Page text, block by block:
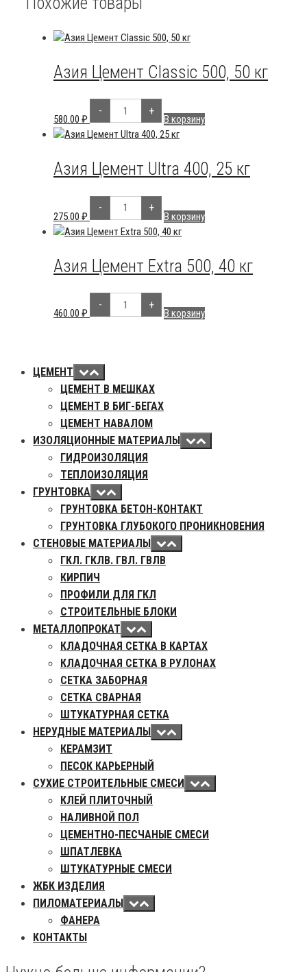
Азия Цемент Classic 500, 50 кг
580.00 ₽
-
Количество
товара
Азия
Цемент
50
кг
+
В корзину
Азия Цемент Ultra 400, 25 кг
275.00 ₽
-
Количество
товара
Азия
Цемент
25
кг
+
В корзину
Азия Цемент Extra 500, 40 кг
460.00 ₽
-
Количество
товара
Азия
+
В корзину
ЦЕМЕНТ
ЦЕМЕНТ В МЕШКАХ
ЦЕМЕНТ В БИГ-БЕГАХ
ЦЕМЕНТ НАВАЛОМ
ИЗОЛЯЦИОННЫЕ МАТЕРИАЛЫ
ГИДРОИЗОЛЯЦИЯ
ТЕПЛОИЗОЛЯЦИЯ
ГРУНТОВКА
ГРУНТОВКА БЕТОН-КОНТАКТ
ГРУНТОВКА ГЛУБОКОГО ПРОНИКНОВЕНИЯ
СТЕНОВЫЕ МАТЕРИАЛЫ
ГКЛ. ГКЛВ. ГВЛ. ГВЛВ
КИРПИЧ
ПРОФИЛИ ДЛЯ ГКЛ
СТРОИТЕЛЬНЫЕ БЛОКИ
МЕТАЛЛОПРОКАТ
КЛАДОЧНАЯ СЕТКА В КАРТАХ
КЛАДОЧНАЯ СЕТКА В РУЛОНАХ
СЕТКА ЗАБОРНАЯ
СЕТКА СВАРНАЯ
ШТУКАТУРНАЯ СЕТКА
НЕРУДНЫЕ МАТЕРИАЛЫ
КЕРАМЗИТ
ПЕСОК КАРЬЕРНЫЙ
СУХИЕ СТРОИТЕЛЬНЫЕ СМЕСИ
КЛЕЙ ПЛИТОЧНЫЙ
НАЛИВНОЙ ПОЛ
ЦЕМЕНТНО-ПЕСЧАНЫЕ СМЕСИ
ШПАТЛЕВКА
ШТУКАТУРНЫЕ СМЕСИ
ЖБК ИЗДЕЛИЯ
ПИЛОМАТЕРИАЛЫ
ФАНЕРА
КОНТАКТЫ